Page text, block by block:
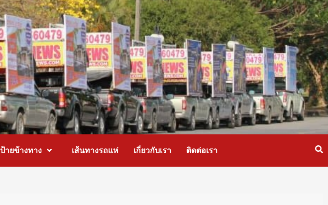
ป้ายข้างทาง เส้นทางรถแห่ เกี่ยวกับเรา ติดต่อเรา